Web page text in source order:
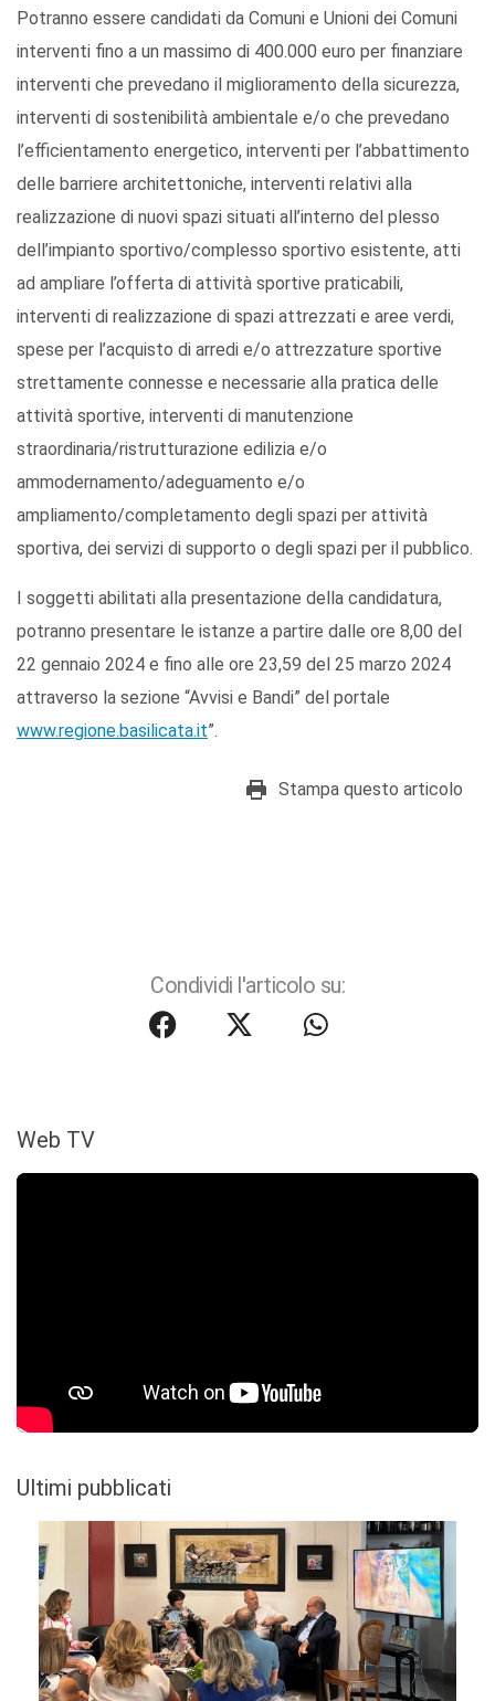
Potranno essere candidati da Comuni e Unioni dei Comuni
interventi fino a un massimo di 400.000 euro per finanziare
interventi che prevedano il miglioramento della sicurezza,
interventi di sostenibilità ambientale e/o che prevedano
l’efficientamento energetico, interventi per l’abbattimento
delle barriere architettoniche, interventi relativi alla
realizzazione di nuovi spazi situati all’interno del plesso
dell’impianto sportivo/complesso sportivo esistente, atti
ad ampliare l’offerta di attività sportive praticabili,
interventi di realizzazione di spazi attrezzati e aree verdi,
spese per l’acquisto di arredi e/o attrezzature sportive
strettamente connesse e necessarie alla pratica delle
attività sportive, interventi di manutenzione
straordinaria/ristrutturazione edilizia e/o
ammodernamento/adeguamento e/o
ampliamento/completamento degli spazi per attività
sportiva, dei servizi di supporto o degli spazi per il pubblico.
I soggetti abilitati alla presentazione della candidatura,
potranno presentare le istanze a partire dalle ore 8,00 del
22 gennaio 2024 e fino alle ore 23,59 del 25 marzo 2024
attraverso la sezione “Avvisi e Bandi” del portale
www.regione.basilicata.it”.
Stampa questo articolo
Condividi l'articolo su:
Web TV
Ultimi pubblicati